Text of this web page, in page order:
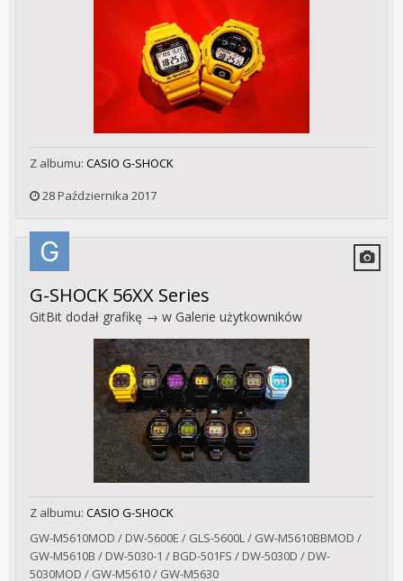
Z albumu: CASIO G-SHOCK
28 Października 2017
G-SHOCK 56XX Series
GitBit dodał grafikę → w Galerie użytkowników
Z albumu: CASIO G-SHOCK
GW-M5610MOD / DW-5600E / GLS-5600L / GW-M5610BBMOD /
GW-M5610B / DW-5030-1 / BGD-501FS / DW-5030D / DW-
5030MOD / GW-M5610 / GW-M5630